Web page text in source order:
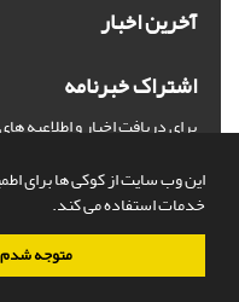
این وب سایت از کوکی ها برای
خدمات استفاده می کند.
متوجه شدم
آخرین اخبار
اشتراک خبرنامه
برای دریافت اخبار و اطلاعیه